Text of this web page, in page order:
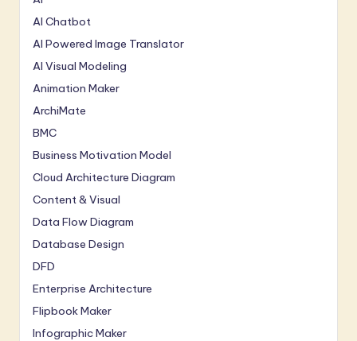
AI Chatbot
AI Powered Image Translator
AI Visual Modeling
Animation Maker
ArchiMate
BMC
Business Motivation Model
Cloud Architecture Diagram
Content & Visual
Data Flow Diagram
Database Design
DFD
Enterprise Architecture
Flipbook Maker
Infographic Maker